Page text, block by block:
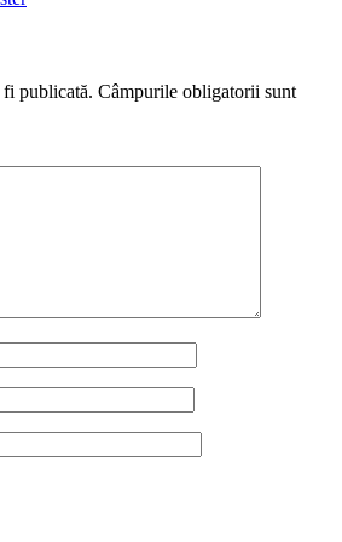
fi publicată. Câmpurile obligatorii sunt